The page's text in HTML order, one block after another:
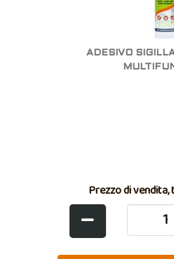
ADESIVO
Prezzo di vendita,